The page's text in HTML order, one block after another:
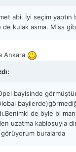
abi. İyi seçim
kulak asma. Miss
Ankara
bayisinde
de öyle bi
uzatma kablosuyla
buralarda